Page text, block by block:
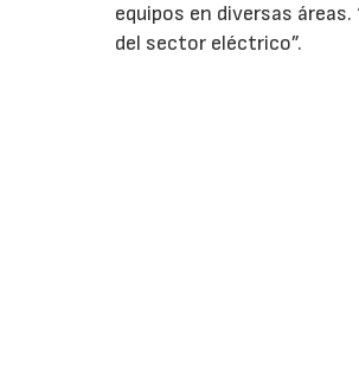
equipos en diversas
del sector eléctrico”.